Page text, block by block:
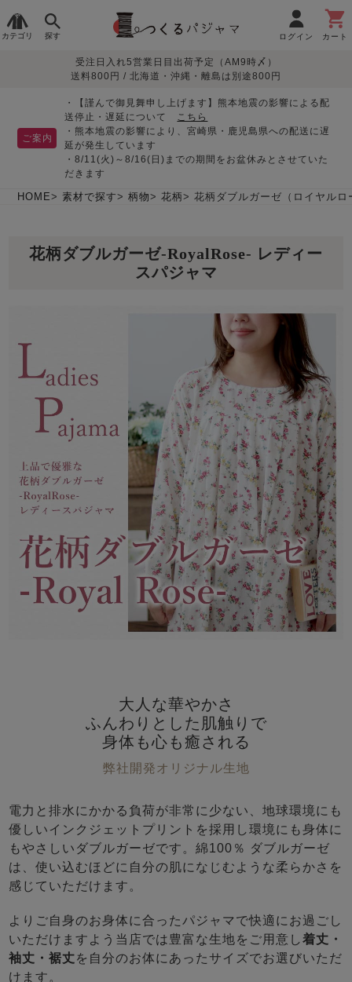
カテゴリ 探す ログイン カート
レディースパジャマ
秋 冬
メンズパジャマ
春 秋 冬
ガールズパジャマ
春 夏 秋 冬
ボーイズパジャマ
生地で
さがす
サテン織り
柳
ニット/ストレッチ 起毛/フランネル
柄物
売れ筋ランキング
新着商品
すべての生地一覧はこちら
目的別で
さがす
敏感肌用
パジャマ
入院・介護
胸が目立たない
ペアで
体型別におすすめパジ
ャマ
年齢別におすすめパジ
ャマ
ルームウェア
インナーウェア 生活雑貨 カタログギフト
目的別でさがす一覧はこちら
デザインで
さがす
ィース
パジャマ
胸がすけない
羽織・バスロ
ーブ
上着単品
ズボン単品
長袖 半袖 七分袖
前開き かぶり
作務衣
羽織・バスロ
ーブ
ズボン単品
夏パジャマ特集 つくるパジャマとは
返品・交換について
会社概要 お買い物ガイド 安心の日本製
SDGsの取り組み
受注日入れ5営業日目出荷予定（AM9時〆）
送料800円 / 北海道・沖縄・離島は別途800円
ご案内
・【謹んで御見舞申し上げます】熊本地震の影響による配
送停止・遅延について こちら
・熊本地震の影響により、宮崎県・鹿児島県への配送に遅
延が発生しています
・8/11(火)～8/16(日)までの期間をお盆休みとさせていた
だきます
HOME 素材で探す 柄物 花柄 花柄ダブルガーゼ（ロイヤルロ
花柄ダブルガーゼ-RoyalRose- レディー
スパジャマ
大人な華やかさ
ふんわりとした肌触りで
身体も心も癒される
弊社開発オリジナル生地
電力と排水にかかる負荷が非常に少ない、地球環境にも
優しいインクジェットプリントを採用し環境にも身体に
もやさしいダブルガーゼです。綿100％ ダブルガーゼ
は、使い込むほどに自分の肌になじむような柔らかさを
感じていただけます。
よりご自身のお身体に合ったパジャマで快適にお過ごし
いただけますよう当店では豊富な生地をご用意し着丈・
袖丈・裾丈を自分のお体にあったサイズでお選びいただ
けます。